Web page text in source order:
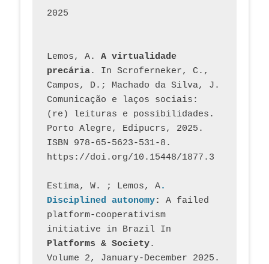
2025
Lemos, A. A virtualidade
precária. In Scroferneker, C.,
Campos, D.; Machado da Silva, J.
Comunicação e laços sociais:
(re) leituras e possibilidades.
Porto Alegre, Edipucrs, 2025.
ISBN 978-65-5623-531-8.
https://doi.org/10.15448/1877.3
Estima, W. ; Lemos, A.
Disciplined autonomy: A failed
platform-cooperativism
initiative in Brazil In
Platforms & Society.
Volume 2, January-December 2025.